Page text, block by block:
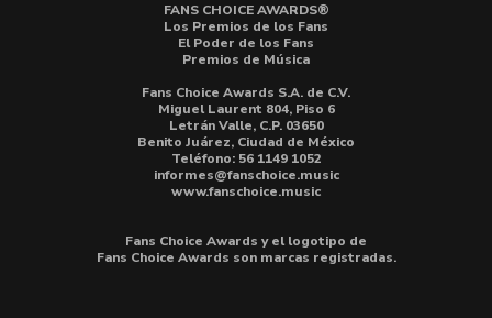
FANS CHOICE AWARDS®
Los Premios de los Fans
El Poder de los Fans
Premios de Música
Fans Choice Awards S.A. de C.V.
Miguel Laurent 804, Piso 6
Letrán Valle, C.P. 03650
Benito Juárez, Ciudad de México
Teléfono: 56 1149 1052
informes@fanschoice.music
www.fanschoice.music
Fans Choice Awards y el logotipo de
Fans Choice Awards son marcas registradas.